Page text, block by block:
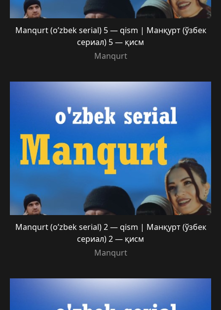
Manqurt (o’zbek serial) 5 — qism | Манқурт (ўзбек
сериал) 5 — қисм
Manqurt
Manqurt (o’zbek serial) 2 — qism | Манқурт (ўзбек
сериал) 2 — қисм
Manqurt